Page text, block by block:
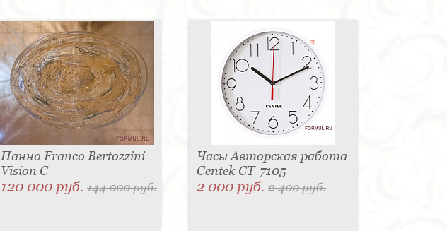
Панно Franco Bertozzini
Vision С
120 000 руб. 144 000 руб.
Часы Авторская работа
Centek CT-7105
2 000 руб.2 400 руб.